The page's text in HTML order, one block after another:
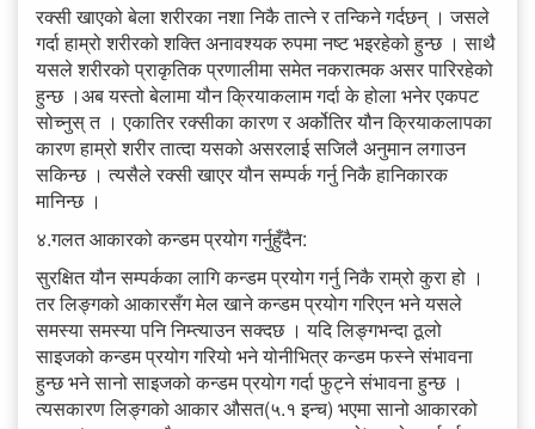
रक्सी खाएको बेला शरीरका नशा निकै तात्ने र तन्किने गर्दछन् । जसले
गर्दा हाम्रो शरीरको शक्ति अनावश्यक रुपमा नष्ट भइरहेको हुन्छ । साथै
यसले शरीरको प्राकृतिक प्रणालीमा समेत नकरात्मक असर पारिरहेको
हुन्छ ।अब यस्तो बेलामा यौन क्रियाकलाम गर्दा के होला भनेर एकपट
सोच्नुस् त । एकातिर रक्सीका कारण र अर्कोतिर यौन क्रियाकलापका
कारण हाम्रो शरीर तात्दा यसको असरलाई सजिलै अनुमान लगाउन
सकिन्छ । त्यसैले रक्सी खाएर यौन सम्पर्क गर्नु निकै हानिकारक
मानिन्छ ।
४.गलत आकारको कन्डम प्रयोग गर्नुहुँदैन:
सुरक्षित यौन सम्पर्कका लागि कन्डम प्रयोग गर्नु निकै राम्रो कुरा हो ।
तर लिङ्गको आकारसँग मेल खाने कन्डम प्रयोग गरिएन भने यसले
समस्या समस्या पनि निम्त्याउन सक्दछ । यदि लिङ्गभन्दा ठूलो
साइजको कन्डम प्रयोग गरियो भने योनीभित्र कन्डम फस्ने संभावना
हुन्छ भने सानो साइजको कन्डम प्रयोग गर्दा फुट्ने संभावना हुन्छ ।
त्यसकारण लिङ्गको आकार औसत(५.१ इन्च) भएमा सानो आकारको